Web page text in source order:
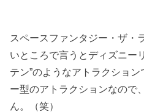
スペースファンタジー・ザ・
いところで言うとディズニー
テン”のようなアトラクショ
ー型のアトラクションなので
ん。（笑）